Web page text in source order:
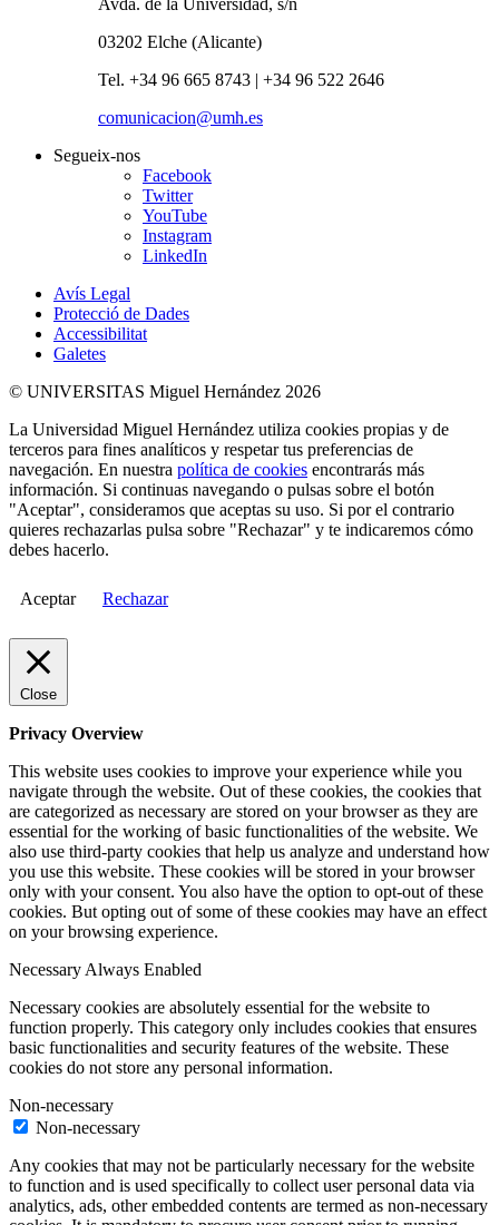
Avda. de la Universidad, s/n
03202 Elche (Alicante)
Tel. +34 96 665 8743 | +34 96 522 2646
comunicacion@umh.es
Segueix-nos
Facebook
Twitter
YouTube
Instagram
LinkedIn
Avís Legal
Protecció de Dades
Accessibilitat
Galetes
© UNIVERSITAS Miguel Hernández 2026
La Universidad Miguel Hernández utiliza cookies propias y de
terceros para fines analíticos y respetar tus preferencias de
navegación. En nuestra política de cookies encontrarás más
información. Si continuas navegando o pulsas sobre el botón
"Aceptar", consideramos que aceptas su uso. Si por el contrario
quieres rechazarlas pulsa sobre "Rechazar" y te indicaremos cómo
debes hacerlo.
Aceptar Rechazar
Close
Privacy Overview
This website uses cookies to improve your experience while you
navigate through the website. Out of these cookies, the cookies that
are categorized as necessary are stored on your browser as they are
essential for the working of basic functionalities of the website. We
also use third-party cookies that help us analyze and understand how
you use this website. These cookies will be stored in your browser
only with your consent. You also have the option to opt-out of these
cookies. But opting out of some of these cookies may have an effect
on your browsing experience.
NecessaryAlways Enabled
Necessary cookies are absolutely essential for the website to
function properly. This category only includes cookies that ensures
basic functionalities and security features of the website. These
cookies do not store any personal information.
Non-necessary
Non-necessary
Any cookies that may not be particularly necessary for the website
to function and is used specifically to collect user personal data via
analytics, ads, other embedded contents are termed as non-necessary